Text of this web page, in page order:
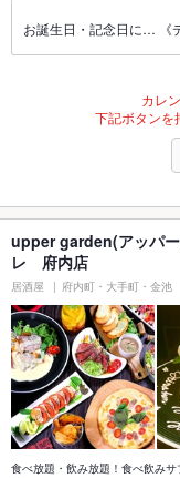
お誕生日・記念日に… 《
カレ
下記ボタンを
upper garden(アッパ
レ 府内店
居酒屋 府内町・大手町・金池
食べ放題・飲み放題！食べ飲み